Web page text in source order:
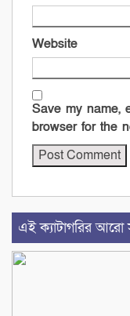
Website
Save my name,
browser for the
এই ক্যাটাগরির আরো